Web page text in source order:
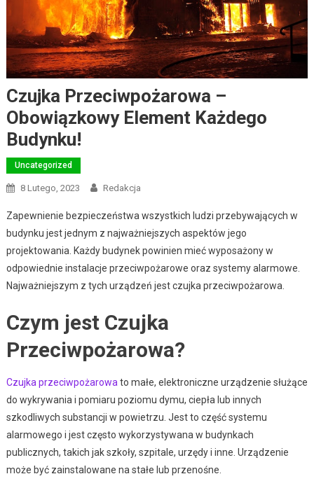
Czujka Przeciwpożarowa –
Obowiązkowy Element Każdego
Budynku!
Uncategorized
8 Lutego, 2023 Redakcja
Zapewnienie bezpieczeństwa wszystkich ludzi przebywających w
budynku jest jednym z najważniejszych aspektów jego
projektowania. Każdy budynek powinien mieć wyposażony w
odpowiednie instalacje przeciwpożarowe oraz systemy alarmowe.
Najważniejszym z tych urządzeń jest czujka przeciwpożarowa.
Czym jest Czujka
Przeciwpożarowa?
Czujka przeciwpożarowa to małe, elektroniczne urządzenie służące
do wykrywania i pomiaru poziomu dymu, ciepła lub innych
szkodliwych substancji w powietrzu. Jest to część systemu
alarmowego i jest często wykorzystywana w budynkach
publicznych, takich jak szkoły, szpitale, urzędy i inne. Urządzenie
może być zainstalowane na stałe lub przenośne.